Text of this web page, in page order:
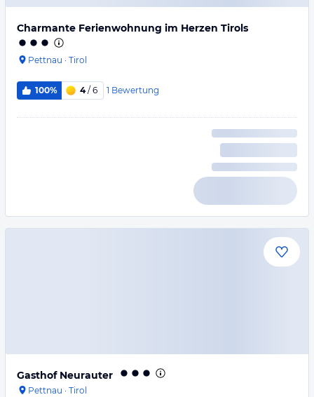
Charmante Ferienwohnung im Herzen Tirols
Pettnau · Tirol
100% 4/ 6 1 Bewertung
Gasthof Neurauter
Pettnau · Tirol